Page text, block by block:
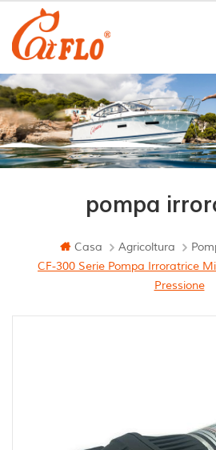
pompa
Casa Agricoltura
CF-300 Serie Pompa Irroratrice
Pressione